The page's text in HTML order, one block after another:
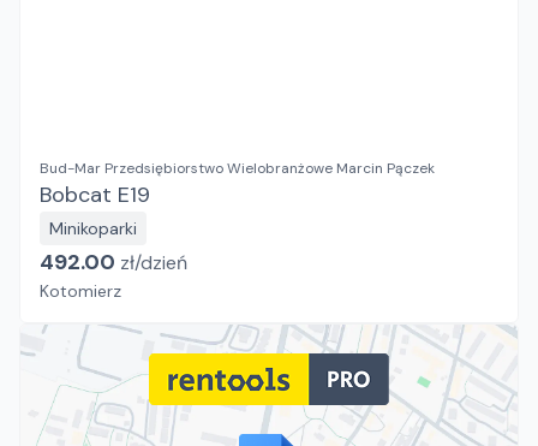
Bud-Mar Przedsiębiorstwo Wielobranżowe Marcin Pączek
Bobcat E19
Minikoparki
492.00 zł/dzień
Kotomierz